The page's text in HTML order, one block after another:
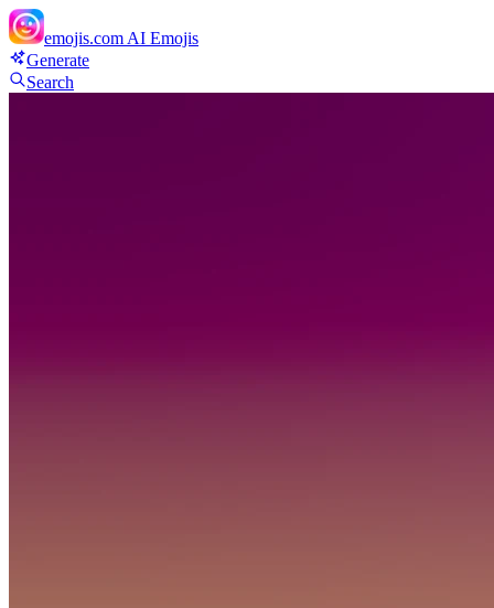
emojis.com AI Emojis
Generate
Search